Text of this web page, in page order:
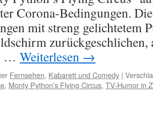
Corona-Bedingungen.
mit streng gelichtetem
zurückgeschlichen,
… Weiterlesen →
Fernsehen, Kabarett und Comedy |
, Monty Python’s Flying Circus, TV-Humor in